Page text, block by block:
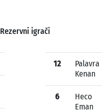
Rezervni igrači
12
Palavra
Kenan
6
Heco
Eman